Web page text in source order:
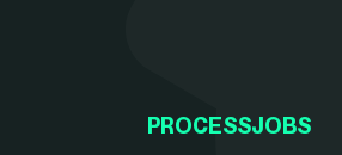
PROCESSJOBS